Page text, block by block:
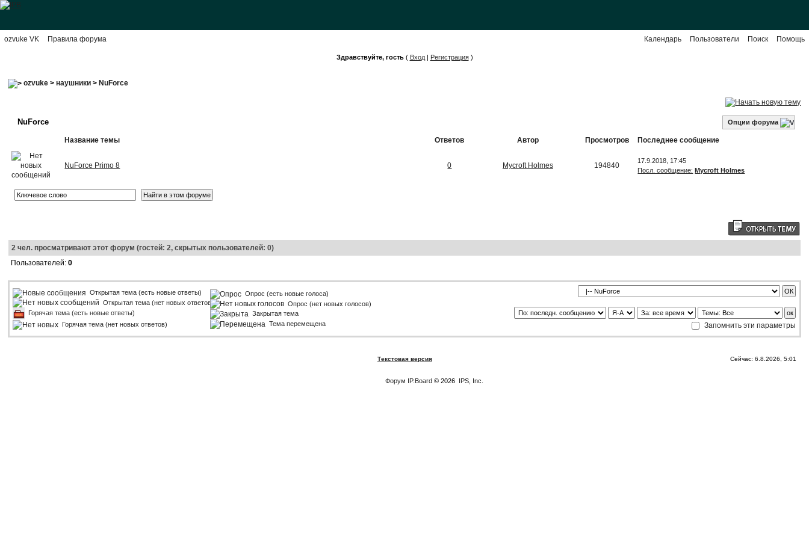
ozvuke VK Правила форума Помощь
Поиск
Пользователи
Календарь
Здравствуйте, гость( Вход| Регистрация)
ozvuke >наушники > NuForce
NuForce Опции форума
Название темы Ответов Автор Просмотров Последнее сообщение
NuForce Primo 8 0 Mycroft Holmes 194840
17.9.2018, 17:45
Посл. сообщение: Mycroft Holmes
2 чел. просматривают этот форум (гостей: 2, скрытых пользователей: 0)
Пользователей:0
Открытая тема (есть новые ответы)
Открытая тема (нет новых ответов)
Горячая тема (есть новые ответы)
Горячая тема (нет новых ответов)
Опрос (есть новые голоса)
Опрос (нет новых голосов)
Закрытая тема
Тема перемещена
Запомнить эти параметры
Текстовая версия Сейчас: 6.8.2026, 5:01
Форум IP.Board © 2026 IPS, Inc